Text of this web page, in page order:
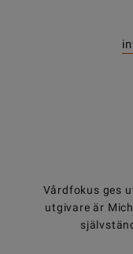
Vårdfokus ges
utgivare är